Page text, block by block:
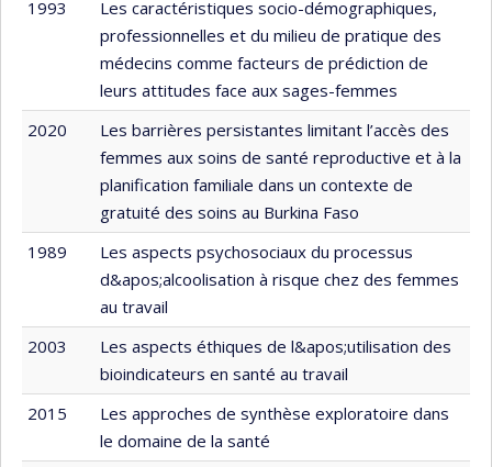
1993
Les caractéristiques socio-démographiques,
professionnelles et du milieu de pratique des
médecins comme facteurs de prédiction de
leurs attitudes face aux sages-femmes
2020
Les barrières persistantes limitant l’accès des
femmes aux soins de santé reproductive et à la
planification familiale dans un contexte de
gratuité des soins au Burkina Faso
1989
Les aspects psychosociaux du processus
d&apos;alcoolisation à risque chez des femmes
au travail
2003
Les aspects éthiques de l&apos;utilisation des
bioindicateurs en santé au travail
2015
Les approches de synthèse exploratoire dans
le domaine de la santé